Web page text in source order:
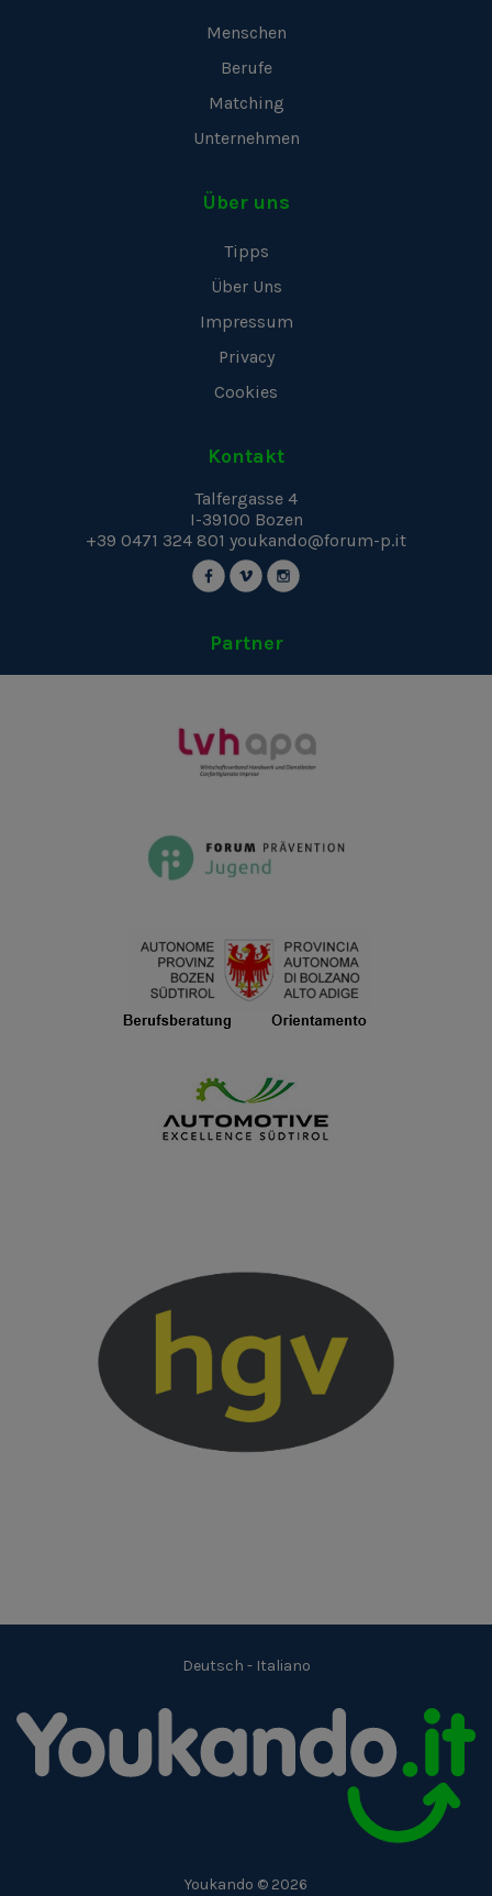
Menschen
Berufe
Matching
Unternehmen
Über uns
Tipps
Über Uns
Impressum
Privacy
Cookies
Kontakt
Talfergasse 4
I-39100 Bozen
+39 0471 324 801 youkando@forum-p.it
Partner
Deutsch - Italiano
Youkando © 2026